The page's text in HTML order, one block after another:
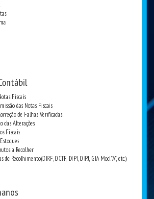
Fiscais
das Notas Fiscais
de Falhas Verificadas
das Alterações
Fiscais
a Recolher
de Recolhimento(DIRF, DCTF, DIPI, DIPJ, GIA Mod. "A", etc.)